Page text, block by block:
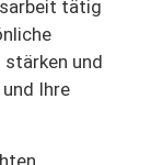
tätig
und
Ihre